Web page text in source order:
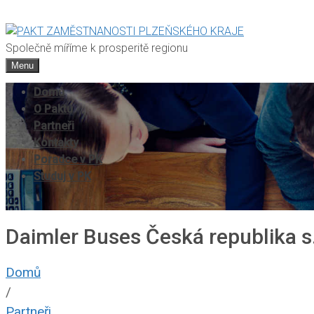
Společně míříme k prosperitě regionu
Menu
Domů
O Paktu
Partneři
Kontakty
Poradce v PK
Studuj v PK
Daimler Buses Česká republika
Domů
/